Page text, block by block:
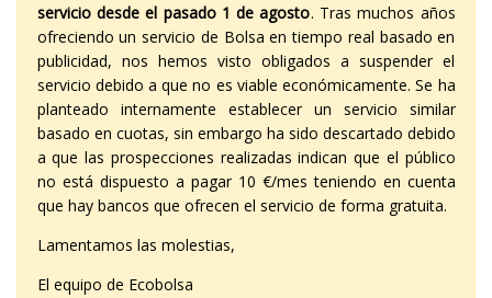
servicio desde el pasado 1 de agosto. Tras muchos años
ofreciendo un servicio de Bolsa en tiempo real basado en
publicidad, nos hemos visto obligados a suspender el
servicio debido a que no es viable económicamente. Se ha
planteado internamente establecer un servicio similar
basado en cuotas, sin embargo ha sido descartado debido
a que las prospecciones realizadas indican que el público
no está dispuesto a pagar 10 €/mes teniendo en cuenta
que hay bancos que ofrecen el servicio de forma gratuita.
Lamentamos las molestias,
El equipo de Ecobolsa